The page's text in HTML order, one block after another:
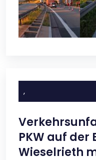
,
PKW auf der
Wieselrieth